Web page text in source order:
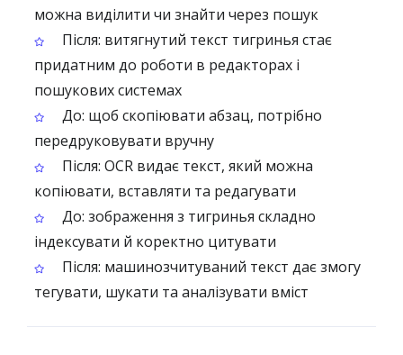
можна виділити чи знайти через пошук
Після: витягнутий текст тигринья стає
придатним до роботи в редакторах і
пошукових системах
До: щоб скопіювати абзац, потрібно
передруковувати вручну
Після: OCR видає текст, який можна
копіювати, вставляти та редагувати
До: зображення з тигринья складно
індексувати й коректно цитувати
Після: машинозчитуваний текст дає змогу
тегувати, шукати та аналізувати вміст